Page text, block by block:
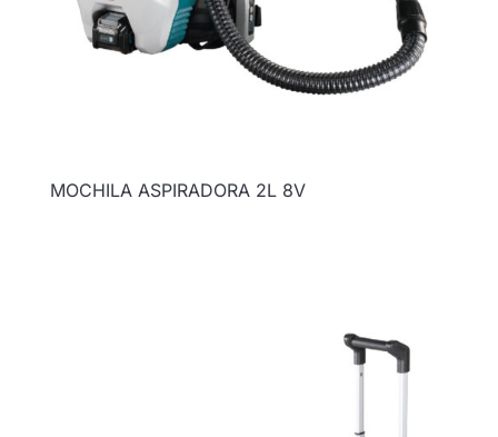
MOCHILA ASPIRADORA 2L 8V